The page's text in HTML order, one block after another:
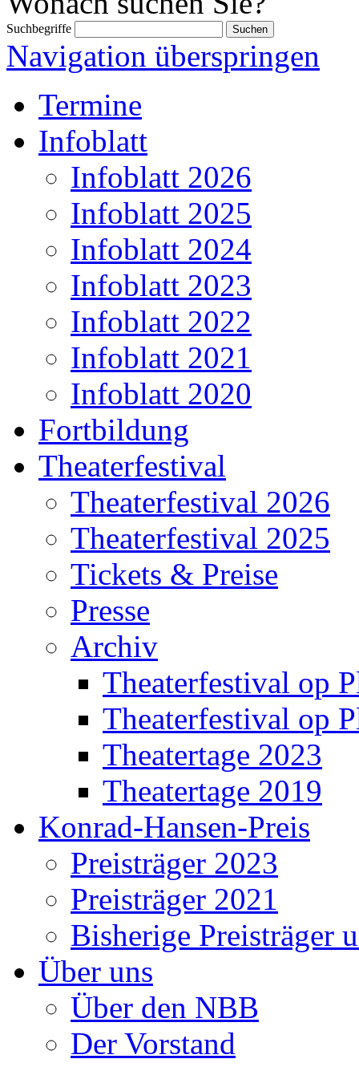
Suchbegriffe
Navigation überspringen
Termine
Infoblatt
Infoblatt 2026
Infoblatt 2025
Infoblatt 2024
Infoblatt 2023
Infoblatt 2022
Infoblatt 2021
Infoblatt 2020
Fortbildung
Theaterfestival
Theaterfestival 2026
Theaterfestival 2025
Tickets & Preise
Presse
Archiv
Theaterfestival op
Theaterfestival op
Theatertage 2023
Theatertage 2019
Konrad-Hansen-Preis
Preisträger 2023
Preisträger 2021
Bisherige Preisträger
Über uns
Über den NBB
Der Vorstand